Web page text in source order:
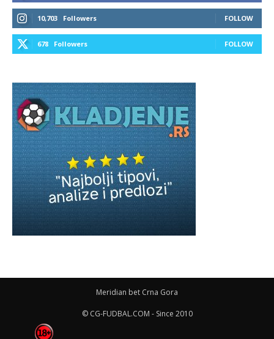
10,703 Followers FOLLOW
678 Followers FOLLOW
Meridian bet Crna Gora
© CG-FUDBAL.COM - Since 2010